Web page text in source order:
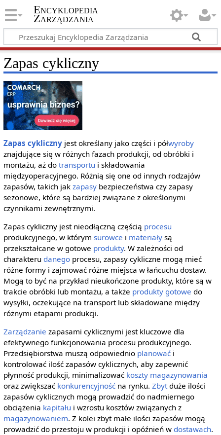
Encyklopedia
Zarządzania
Zapas cykliczny
Zapas cyklicznyjest określany jako części i półwyroby
znajdujące się w różnych fazach produkcji, od obróbki i
montażu, aż do transportu i składowania
międzyoperacyjnego. Różnią się one od innych rodzajów
zapasów, takich jak zapasybezpieczeństwa czy zapasy
sezonowe, które są bardziej związane z określonymi
czynnikami zewnętrznymi.
Zapas cykliczny jest nieodłączną częścią procesu
produkcyjnego, w którym surowce i materiałysą
przekształcane w gotowe produkty. W zależności od
charakteru danegoprocesu, zapasy cykliczne mogą mieć
różne formy i zajmować różne miejsca w łańcuchu dostaw.
Mogą to być na przykład nieukończone produkty, które są w
trakcie obróbki lub montażu, a także produkty gotowe do
wysyłki, oczekujące na transport lub składowane między
różnymi etapami produkcji.
Zarządzanie zapasami cyklicznymi jest kluczowe dla
efektywnego funkcjonowania procesu produkcyjnego.
Przedsiębiorstwa muszą odpowiednio planowaći
kontrolować ilość zapasów cyklicznych, aby zapewnić
płynność produkcji, minimalizować koszty magazynowania
oraz zwiększać konkurencyjnośćna rynku. Zbytduże ilości
zapasów cyklicznych mogą prowadzić do nadmiernego
obciążenia kapitału i wzrostu kosztów związanych z
magazynowaniem. Z kolei zbyt małe ilości zapasów mogą
prowadzić do przestoju w produkcji i opóźnień w dostawach.